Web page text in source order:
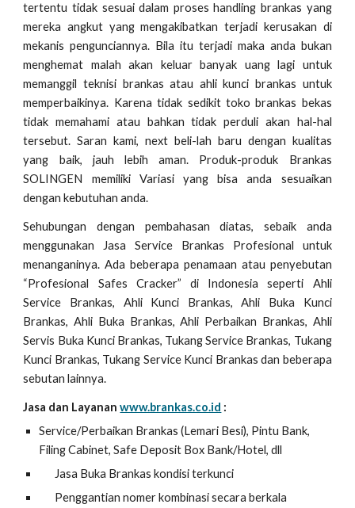
tertentu tidak sesuai dalam proses handling brankas yang
mereka angkut yang mengakibatkan terjadi kerusakan di
mekanis pengunciannya. Bila itu terjadi maka anda bukan
menghemat malah akan keluar banyak uang lagi untuk
memanggil teknisi brankas atau ahli kunci brankas untuk
memperbaikinya. Karena tidak sedikit toko brankas bekas
tidak memahami atau bahkan tidak perduli akan hal-hal
tersebut. Saran kami, next beli-lah baru dengan kualitas
yang baik, jauh lebih aman. Produk-produk Brankas
SOLINGEN memiliki Variasi yang bisa anda sesuaikan
dengan kebutuhan anda.
Sehubungan dengan pembahasan diatas, sebaik anda
menggunakan Jasa Service Brankas Profesional untuk
menanganinya. Ada beberapa penamaan atau penyebutan
“Profesional Safes Cracker” di Indonesia seperti Ahli
Service Brankas, Ahli Kunci Brankas, Ahli Buka Kunci
Brankas, Ahli Buka Brankas, Ahli Perbaikan Brankas, Ahli
Servis Buka Kunci Brankas, Tukang Service Brankas, Tukang
Kunci Brankas, Tukang Service Kunci Brankas dan beberapa
sebutan lainnya.
Jasa dan Layananwww.brankas.co.id :
Service/Perbaikan Brankas (Lemari Besi), Pintu Bank,
Filing Cabinet, Safe Deposit Box Bank/Hotel, dll
Jasa Buka Brankas kondisi terkunci
Penggantian nomer kombinasi secara berkala